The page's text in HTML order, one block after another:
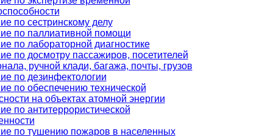
по сестринскому делу
по паллиативной помощи
по лабораторной диагностике
по досмотру пассажиров, посетителей
ручной клади, багажа, почты, грузов
по дезинфектологии
по обеспечению технической
на объектах атомной энергии
по антитеррористической
по тушению пожаров в населенных